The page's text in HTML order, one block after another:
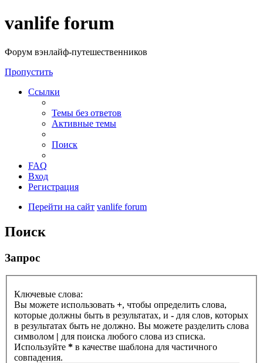
vanlife forum
Форум вэнлайф-путешественников
Пропустить
Ссылки
Темы без ответов
Активные темы
Поиск
FAQ
Вход
Регистрация
Перейти на сайт vanlife forum
Поиск
Запрос
Ключевые слова:
Вы можете использовать +, чтобы определить слова,
которые должны быть в результатах, и - для слов, которых
в результатах быть не должно. Вы можете разделить слова
символом | для поиска любого слова из списка.
Используйте * в качестве шаблона для частичного
совпадения.